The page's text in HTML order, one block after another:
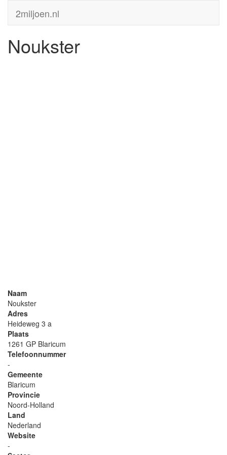
2miljoen.nl
Noukster
Naam
Noukster
Adres
Heideweg 3 a
Plaats
1261 GP Blaricum
Telefoonnummer
-
Gemeente
Blaricum
Provincie
Noord-Holland
Land
Nederland
Website
-